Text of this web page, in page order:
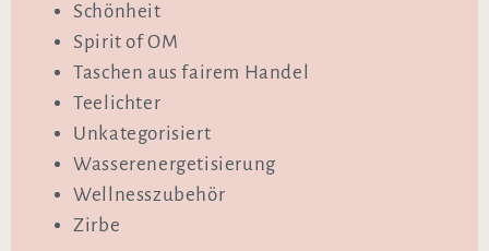
Schönheit
Spirit of OM
Taschen aus fairem Handel
Teelichter
Unkategorisiert
Wasserenergetisierung
Wellnesszubehör
Zirbe